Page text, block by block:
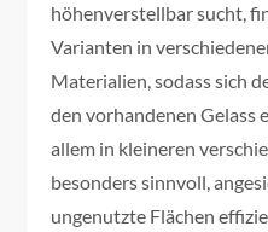
höhenverstellbar sucht,
Varianten in
Materialien, sodass sich
den vorhandenen Gelass
allem in kleineren
besonders sinnvoll,
ungenutzte Flächen